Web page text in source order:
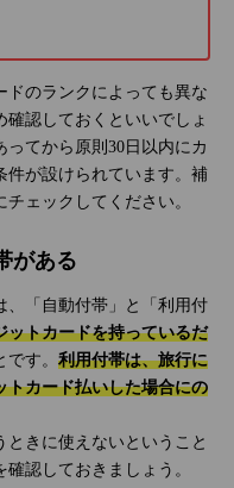
ドのランクによっても異な
認しておくといいでしょ
てから原則30日以内にカ
件が設けられています。補
ェックしてください。
がある
、「自動付帯」と「利用付
ットカードを持っているだ
す。 利用付帯は、旅行に
トカード払いした場合にの
きに使えないということ
認しておきましょう。